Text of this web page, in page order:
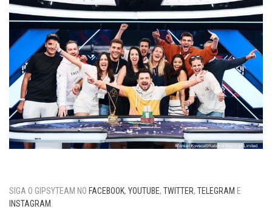
SIGA O GIPSYTEAM NO FACEBOOK, YOUTUBE, TWITTER, TELEGRAM E
INSTAGRAM.